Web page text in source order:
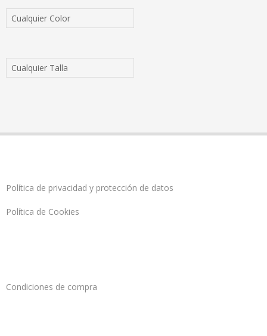
Política de privacidad y protección de datos
Política de Cookies
Condiciones de compra